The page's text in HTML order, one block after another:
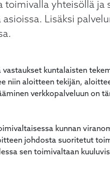
toimivalla yhteisöllä ja
Lisäksi
kuntalaisten
niin aloitteen tekijän,
verkkopalveluun on
kunnan
johdosta suoritetut
sen toimivaltaan